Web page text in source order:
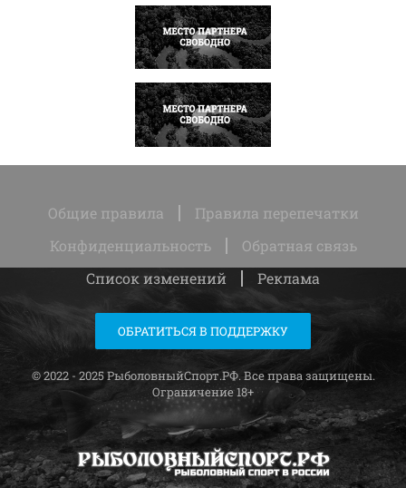
НАПИСАТЬ
НАПИСАТЬ
Общие правила
Правила перепечатки
Конфиденциальность
Обратная связь
Список изменений
Реклама
ОБРАТИТЬСЯ В ПОДДЕРЖКУ
© 2022 - 2025 РыболовныйСпорт.РФ. Все права защищены.
Ограничение 18+